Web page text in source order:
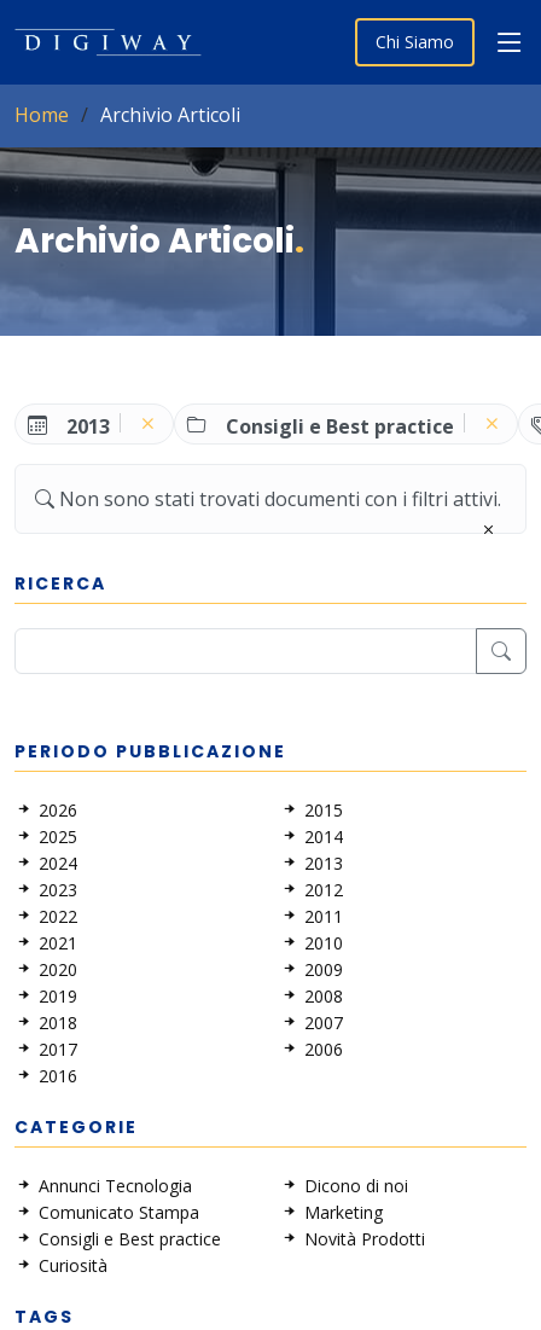
Chi Siamo
Home Archivio Articoli
Archivio Articoli.
2013 Consigli e Best practice
Non sono stati trovati documenti con i filtri attivi.
RICERCA
PERIODO PUBBLICAZIONE
2026
2025
2024
2023
2022
2021
2020
2019
2018
2017
2016
2015
2014
2013
2012
2011
2010
2009
2008
2007
2006
CATEGORIE
Annunci Tecnologia
Comunicato Stampa
Consigli e Best practice
Curiosità
Dicono di noi
Marketing
Novità Prodotti
TAGS